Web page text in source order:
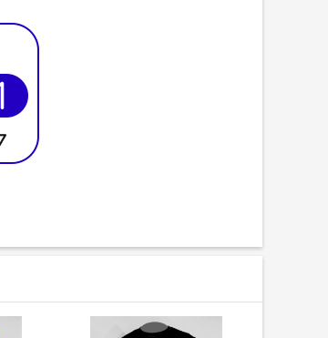
sự. Cổ bẻ cùng với tay ngắn ngang
dàng làm việc mà không bị vướng